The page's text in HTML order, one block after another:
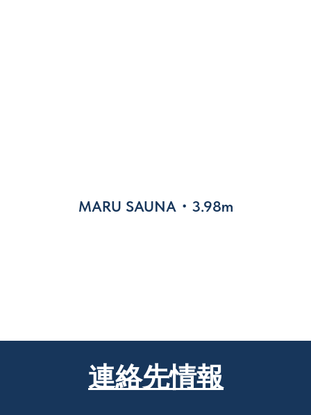
MARU SAUNA・3.98m
連絡先情報